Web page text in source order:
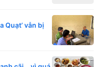
Quạt’ vẫn bị